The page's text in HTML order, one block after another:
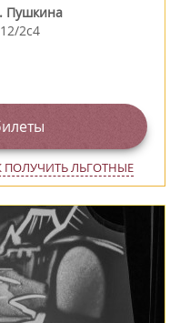
Пушкина
2c4
ПОЛУЧИТЬ ЛЬГОТНЫЕ